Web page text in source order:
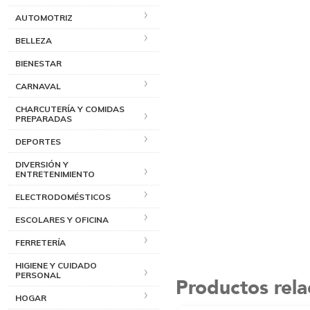
AUTOMOTRIZ
BELLEZA
BIENESTAR
CARNAVAL
CHARCUTERÍA Y COMIDAS
PREPARADAS
DEPORTES
DIVERSIÓN Y
ENTRETENIMIENTO
ELECTRODOMÉSTICOS
ESCOLARES Y OFICINA
FERRETERÍA
HIGIENE Y CUIDADO
PERSONAL
HOGAR Productos